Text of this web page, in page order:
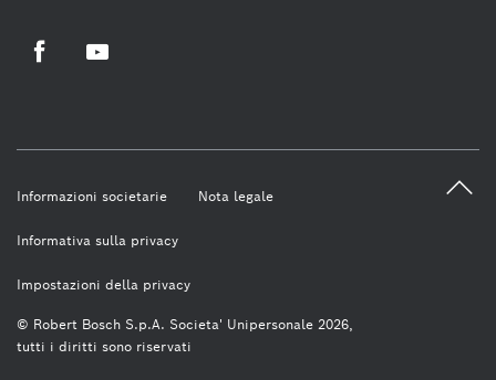
© Robert Bosch S.p.A. Societa' Unipersonale 2026,
tutti i diritti sono riservati
Informazioni societarie Nota legale
Informativa sulla privacy
Impostazioni della privacy